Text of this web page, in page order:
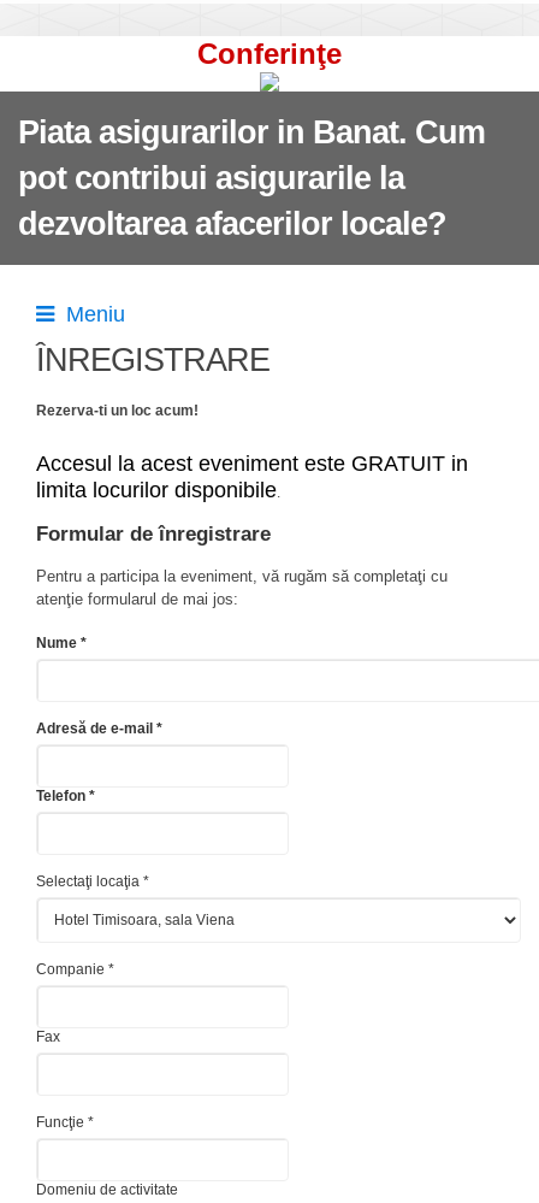
Conferinţe
Piata asigurarilor in Banat. Cum
pot contribui asigurarile la
dezvoltarea afacerilor locale?
Meniu
ÎNREGISTRARE
Rezerva-ti un loc acum!
Accesul la acest eveniment este GRATUIT in
limita locurilor disponibile.
Formular de înregistrare
Pentru a participa la eveniment, vă rugăm să completaţi cu
atenţie formularul de mai jos:
Nume *
Adresă de e-mail *
Telefon *
Selectaţi locaţia *
Companie *
Fax
Funcţie *
Domeniu de activitate